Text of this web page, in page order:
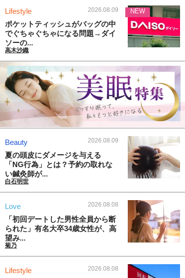
Lifestyle 2026.08.09
ポケットティッシュがバッグの中
でぐちゃぐちゃになる問題→ダイ
ソーの...
高木沙織
NEW
Beauty 2026.08.09
夏の頭皮にダメージを与える
「NG行為」とは？予約の取れな
い鍼灸師が...
白石明世
Love 2026.08.08
「初回デートした男性全員から断
られた」有名大卒34歳女性が、高
望み...
菊乃
Lifestyle 2026.08.08